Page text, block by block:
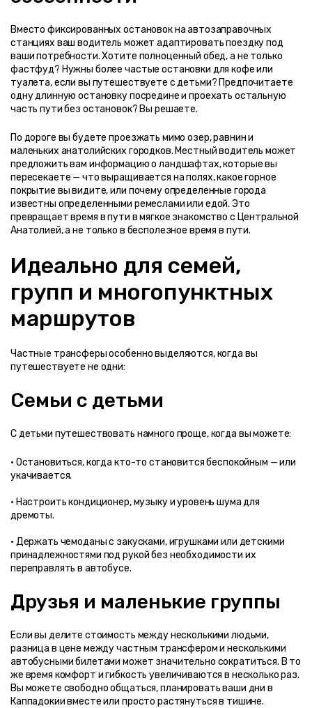
Вместо фиксированных остановок на автозаправочных
станциях ваш водитель может адаптировать поездку под
ваши потребности. Хотите полноценный обед, а не только
фастфуд? Нужны более частые остановки для кофе или
туалета, если вы путешествуете с детьми? Предпочитаете
одну длинную остановку посредине и проехать остальную
часть пути без остановок? Вы решаете.
По дороге вы будете проезжать мимо озер, равнин и
маленьких анатолийских городков. Местный водитель может
предложить вам информацию о ландшафтах, которые вы
пересекаете — что выращивается на полях, какое горное
покрытие вы видите, или почему определенные города
известны определенными ремеслами или едой. Это
превращает время в пути в мягкое знакомство с Центральной
Анатолией, а не только в бесполезное время в пути.
Идеально для семей,
групп и многопунктных
маршрутов
Частные трансферы особенно выделяются, когда вы
путешествуете не одни:
Семьи с детьми
С детьми путешествовать намного проще, когда вы можете:
• Остановиться, когда кто-то становится беспокойным — или
• Настроить кондиционер, музыку и уровень шума для
• Держать чемоданы с закусками, игрушками или детскими
принадлежностями под рукой без необходимости их
переправлять в автобусе.
Друзья и маленькие группы
Если вы делите стоимость между несколькими людьми,
разница в цене между частным трансфером и несколькими
автобусными билетами может значительно сократиться. В то
же время комфорт и гибкость увеличиваются в несколько раз.
Вы можете свободно общаться, планировать ваши дни в
Каппадокии вместе или просто растянуться в тишине.